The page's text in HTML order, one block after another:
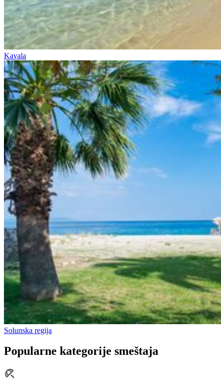
Kavala
Solunska regija
Popularne kategorije smeštaja